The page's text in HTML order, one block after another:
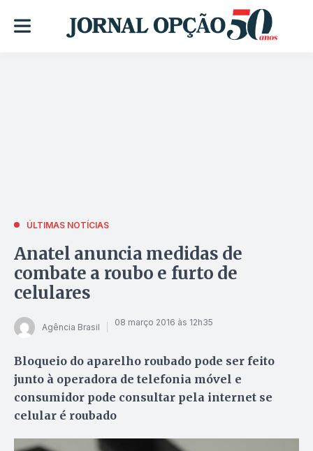
ÚLTIMAS NOTÍCIAS
Anatel anuncia medidas de
combate a roubo e furto de
celulares
Agência Brasil 08 março 2016 às 12h35
Bloqueio do aparelho roubado pode ser feito
junto à operadora de telefonia móvel e
consumidor pode consultar pela internet se
celular é roubado